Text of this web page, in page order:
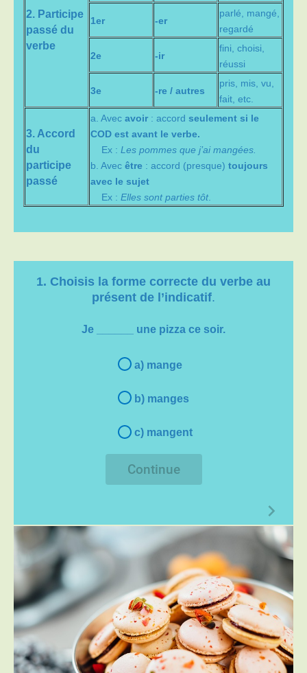
2. Participe
passé du
verbe
1er -er
parlé, mangé,
regardé
2e -ir
fini, choisi,
réussi
3e -re / autres
pris, mis, vu,
fait, etc.
3. Accord
du
participe
passé
a. Avec avoir : accord seulement si le
COD est avant le verbe.
Ex : Les pommes que j’ai mangées.
b. Avec être : accord (presque) toujours
avec le sujet
Ex : Elles sont parties tôt
1. Choisis la forme correcte du verbe au
présent de l’indicatif.
Je ______ une pizza ce soir.
a) mange
b) manges
c) mangent
Continue